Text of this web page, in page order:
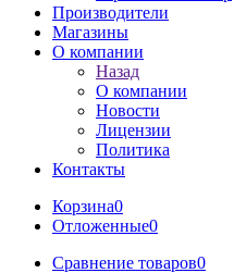
Производители
Магазины
О компании
Назад
О компании
Новости
Лицензии
Политика
Контакты
Корзина0
Отложенные0
Сравнение товаров0